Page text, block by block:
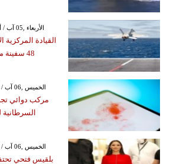
GMT 23:53 2026 الأربعاء ,05 آب / أغسطس
القيادة
48 سفينة منذ إعادة حصار إيران
GMT 05:00 2026 الخميس ,06 آب / أغسطس
مركب دوائي
السرطانية
GMT 06:42 2026 الخميس ,06 آب / أغسطس
بلقيس فتحي